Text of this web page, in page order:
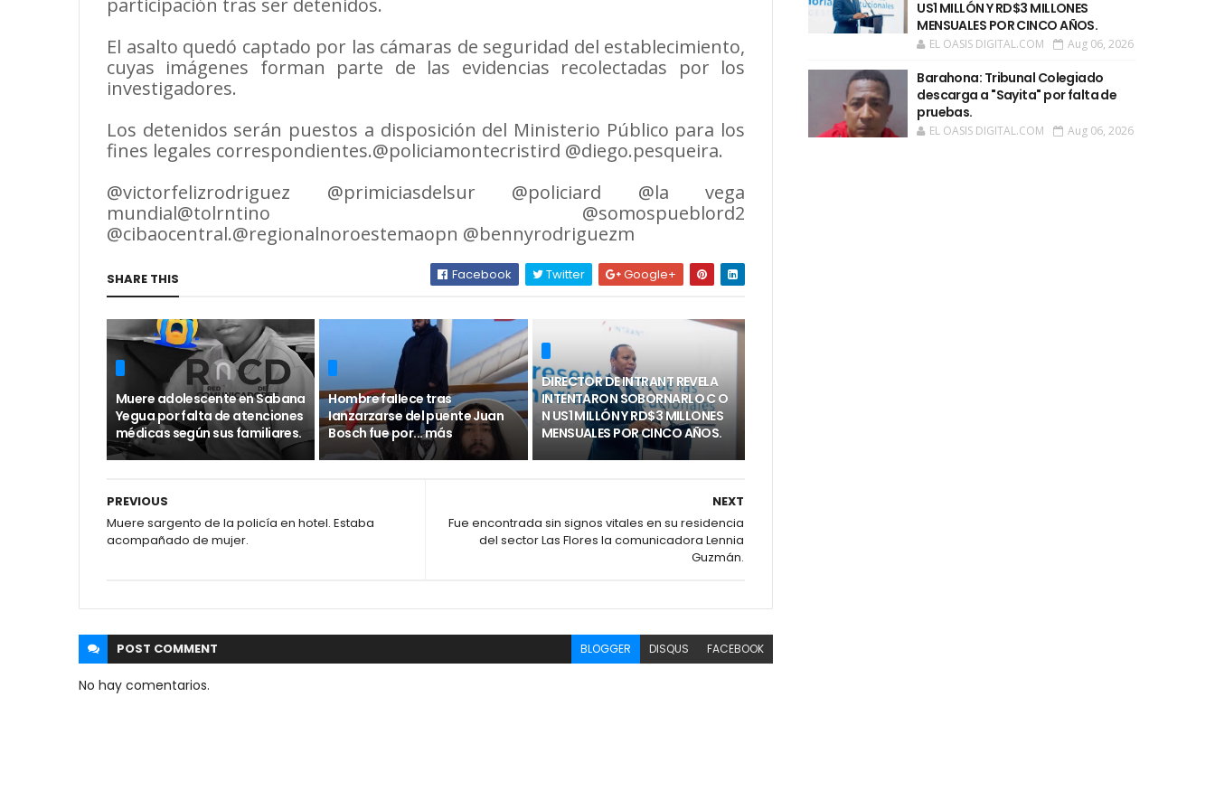
participación tras ser detenidos.
El asalto quedó captado por las cámaras de seguridad del establecimiento,
cuyas imágenes forman parte de las evidencias recolectadas por los
investigadores.
Los detenidos serán puestos a disposición del Ministerio Público para los
fines legales correspondientes.@policiamontecristird @diego.pesqueira.
@victorfelizrodriguez @primiciasdelsur @policiard @la vega
mundial@tolrntino @somospueblord2
@cibaocentral.@regionalnoroestemaopn @bennyrodriguezm
SHARE THIS Facebook Twitter Google+
Muere adolescente en Sabana
Yegua por falta de atenciones
médicas según sus familiares.
Hombre faIIece tras
Ianzarzarse del puente Juan
Bosch fue por... más
DIRECTOR DE INTRANT REVELA
INTENTARON SOBORNARLO C O
N US1 MILLÓN Y RD$3 MILLONES
MENSUALES POR CINCO AÑOS.
NEXT
Fue encontrada sin signos vitales en su residencia
del sector Las Flores la comunicadora Lennia
Guzmán.
PREVIOUS
Muere sargento de la policía en hotel. Estaba
acompañado de mujer.
POST COMMENT BLOGGER DISQUS FACEBOOK
No hay comentarios.
US1 MILLÓN Y RD$3 MILLONES
MENSUALES POR CINCO AÑOS.
EL OASIS DIGITAL.COM Aug 06, 2026
Barahona: Tribunal Colegiado
descarga a "Sayita" por falta de
pruebas.
EL OASIS DIGITAL.COM Aug 06, 2026